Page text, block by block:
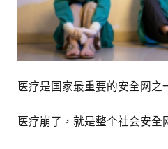
医疗是国家最重要的安全网之
医疗崩了，就是整个社会安全